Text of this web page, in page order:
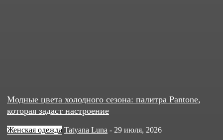
Модные цвета холодного сезона: палитра Pantone,
которая задаст настроение
Женская одежда Tatyana Luna - 29 июля, 2026